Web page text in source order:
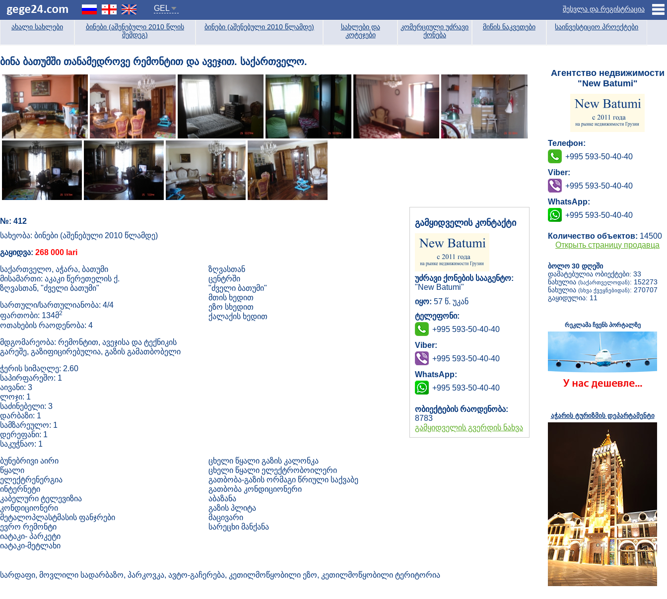
GEL შესვლა და რეგისტრაცია
ახალი სახლები
ბინები (აშენებული 2010 წლის
შემდეგ)
ბინები (აშენებული 2010 წლამდე)
სახლები და
კოტეჯები
კომერციული უძრავი
ქონება
მიწის ნაკვეთები საინვესტიციო პროექტები
ბინა ბათუმში თანამედროვე რემონტით და ავეჯით. საქართველო.
№: 412
სახეობა: ბინები (აშენებული 2010 წლამდე)
გაყიდვა: 268 000 lari
საქართველო, აჭარა, ბათუმი
მისამართი: აკაკი წერეთელის ქ.
ზღვასთან, "ძველი ბათუმი"
სართული/სართულიანობა: 4/4
ფართობი: 134მ2
ოთახების რაოდენობა: 4
მდგომარეობა: რემონტით, ავეჯისა და ტექნიკის
გარეშე, გაზიფიცირებულია, გაზის გამათბობელი
ჭერის სიმაღლე: 2.60
საპირფარეშო: 1
აივანი: 3
ლოჯი: 1
საძინებელი: 3
დარბაზი: 1
სამზარეულო: 1
დერეფანი: 1
საკუჭნაო: 1
ზღვასთან
ცენტრში
"ძველი ბათუმი"
მთის ხედით
ეზო სხედით
ქალაქის ხედით
ბუნებრივი აირი
წყალი
ელექტრენერგია
ინტერნეტი
კაბელური ტელევიზია
კონდიციონერი
მეტალოპლასტმასის ფანჯრები
ევრო რემონტი
იატაკი- პარკეტი
იატაკი-მეტლახი
ცხელი წყალი გაზის კალონკა
ცხელი წყალი ელექტრობოილერი
გათბობა-გაზის ორმაგი წრიული საქვაბე
გათბობა კონდიციონერი
აბაზანა
გაზის პლიტა
მაცივარი
სარეცხი მანქანა
გამყიდველის კონტაქტი
უძრავი ქონების სააგენტო:
"New Batumi"
იყო: 57 წ. უკან
ტელეფონი:
+995 593-50-40-40
Viber:
+995 593-50-40-40
WhatsApp:
+995 593-50-40-40
ობიექტების რაოდენობა:
8783
გამყიდველის გვერდის ნახვა
სარდაფი, მოვლილი სადარბაზო, პარკოვკა, ავტო-გაჩერება, კეთილმოწყობილი ეზო, კეთილმოწყობილი ტერიტორია
Агентство недвижимости
"New Batumi"
Телефон:
+995 593-50-40-40
Viber:
+995 593-50-40-40
WhatsApp:
+995 593-50-40-40
Количество объектов: 14500
Открыть страницу продавца
ბოლო 30 დღეში
დამატებულია ობიექტები: 33
ნახულია (საქართველოდან): 152273
ნახულია (სხვა ქვეყნებიდან): 270707
გაყიდულია: 11
რეკლამა ჩვენს პორტალზე
აჭარის ტურიზმის დეპარტამენტი